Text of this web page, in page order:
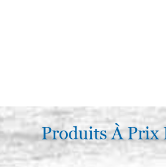
Produits À Prix